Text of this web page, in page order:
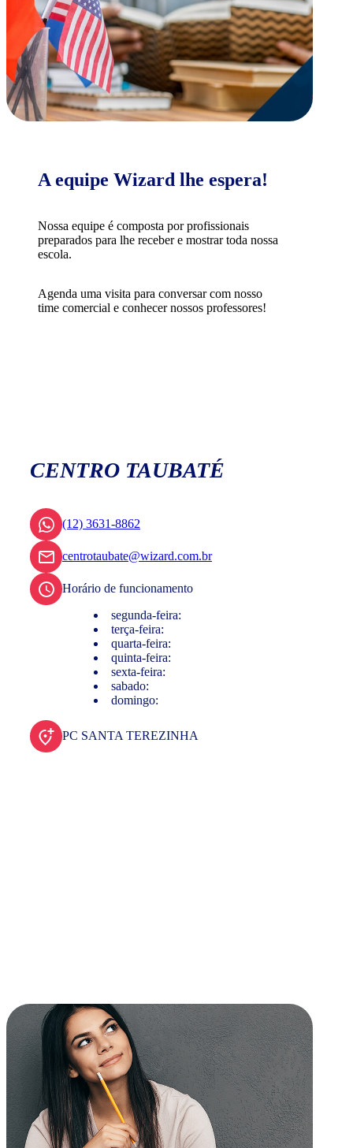
A equipe Wizard lhe espera!
Nossa equipe é composta por profissionais
preparados para lhe receber e mostrar toda nossa
escola.
Agenda uma visita para conversar com nosso
time comercial e conhecer nossos professores!
CENTRO TAUBATÉ
(12) 3631-8862
centrotaubate@wizard.com.br
Horário de funcionamento
segunda-feira:
terça-feira:
quarta-feira:
quinta-feira:
sexta-feira:
sabado:
domingo:
PC SANTA TEREZINHA